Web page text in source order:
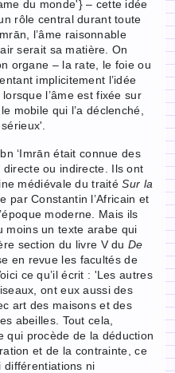
du monde'} – cette idée
rôle central durant toute
l’âme raisonnable
serait sa matière. On
organe – la rate, le foie ou
implicitement l’idée
l’âme est fixée sur
mobile qui l’a déclenché,
‘Imrān était connue des
ou indirecte. Ils ont
médiévale du traitéSur la
par Constantin l’Africain et
moderne. Mais ils
moins un texte arabe qui
section du livre V duDe
en revue les facultés de
ce qu’il écrit : 'Les autres
ont eux aussi des
art des maisons et des
abeilles. Tout cela,
qui procède de la déduction
et de la contrainte, ce
différentiations ni